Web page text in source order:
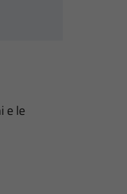
e le